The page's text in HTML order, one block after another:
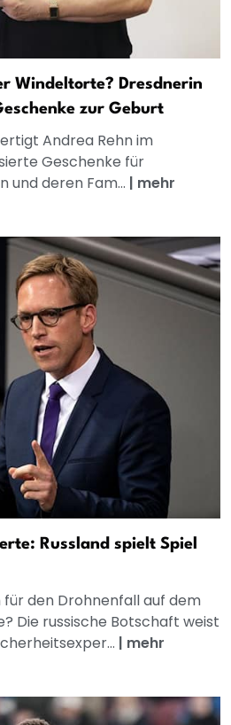
Windeltorte? Dresdnerin
zur Geburt
Andrea Rehn im
Geschenke für
und deren Fam... | mehr
Russland spielt Spiel
den Drohnenfall auf dem
Die russische Botschaft weist
| mehr